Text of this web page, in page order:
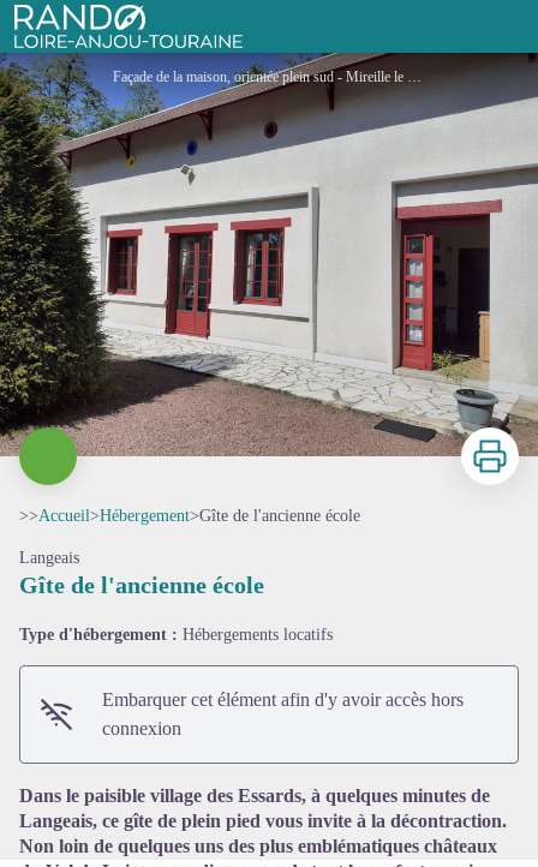
Rando Loire-Anjou-Touraine
Gîte de l'ancienne école
Façade de la maison, orientée plein sud - Mireille le Mouroux
Voir l'image en plein écran
Imprimer
>>Accueil>Hébergement>Gîte de l'ancienne école
Langeais
Gîte de l'ancienne école
Type d'hébergement : Hébergements locatifs
Embarquer cet élément afin d'y avoir accès hors
connexion
Dans le paisible village des Essards, à quelques minutes de
Langeais, ce gîte de plein pied vous invite à la décontraction.
Non loin de quelques uns des plus emblématiques châteaux